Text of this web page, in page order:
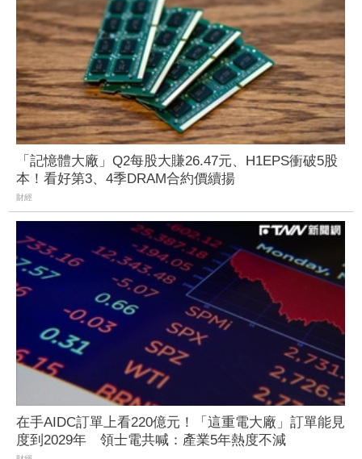
「記憶體大廠」Q2每股大賺26.47元、H1EPS衝破5股
本！看好第3、4季DRAM合約價續揚
財經
在手AIDC訂單上看220億元！「這重電大廠」訂單能見
度到2029年 領士電共喊：產業5年熱度不減